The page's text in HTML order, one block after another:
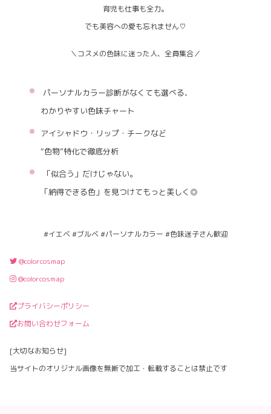
育児も仕事も全力。
でも美容への愛も忘れません♡
＼コスメの色味に迷った人、全員集合／
パーソナルカラー診断がなくても選べる、
わかりやすい色味チャート
アイシャドウ・リップ・チークなど
“色物”特化で徹底分析
「似合う」だけじゃない。
「納得できる色」を見つけてもっと美しく◎
#イエベ #ブルベ #パーソナルカラー #色味迷子さん歓迎
@colorcosmap
@colorcosmap
プライバシーポリシー
お問い合わせフォーム
[大切なお知らせ]
当サイトのオリジナル画像を無断で加工・転載することは禁止です